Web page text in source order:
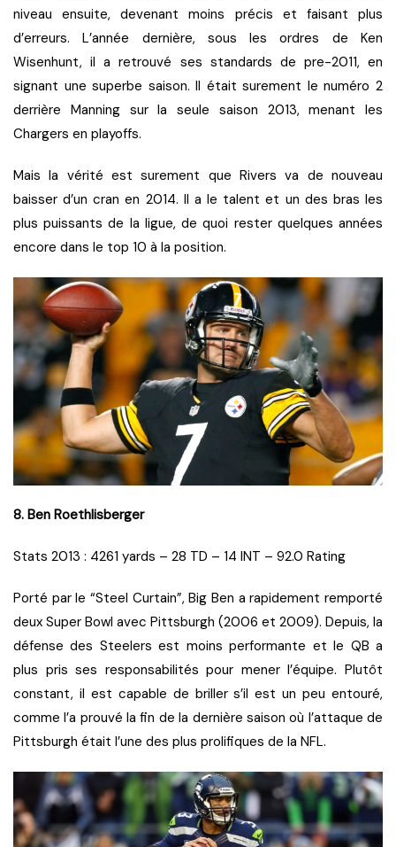
niveau ensuite, devenant moins précis et faisant plus
d’erreurs. L’année dernière, sous les ordres de Ken
Wisenhunt, il a retrouvé ses standards de pre-2011, en
signant une superbe saison. Il était surement le numéro 2
derrière Manning sur la seule saison 2013, menant les
Chargers en playoffs.
Mais la vérité est surement que Rivers va de nouveau
baisser d’un cran en 2014. Il a le talent et un des bras les
plus puissants de la ligue, de quoi rester quelques années
encore dans le top 10 à la position.
8. Ben Roethlisberger
Stats 2013 : 4261 yards – 28 TD – 14 INT – 92.0 Rating
Porté par le “Steel Curtain”, Big Ben a rapidement remporté
deux Super Bowl avec Pittsburgh (2006 et 2009). Depuis, la
défense des Steelers est moins performante et le QB a
plus pris ses responsabilités pour mener l’équipe. Plutôt
constant, il est capable de briller s’il est un peu entouré,
comme l’a prouvé la fin de la dernière saison où l’attaque de
Pittsburgh était l’une des plus prolifiques de la NFL.